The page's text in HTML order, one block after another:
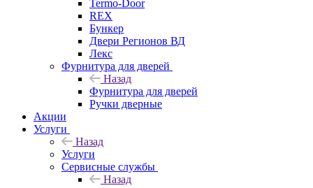
Termo-Door
REX
Бункер
Двери Регионов ВД
Лекс
Фурнитура для дверей
Назад
Фурнитура для дверей
Ручки дверные
Акции
Услуги
Назад
Услуги
Сервисные службы
Назад